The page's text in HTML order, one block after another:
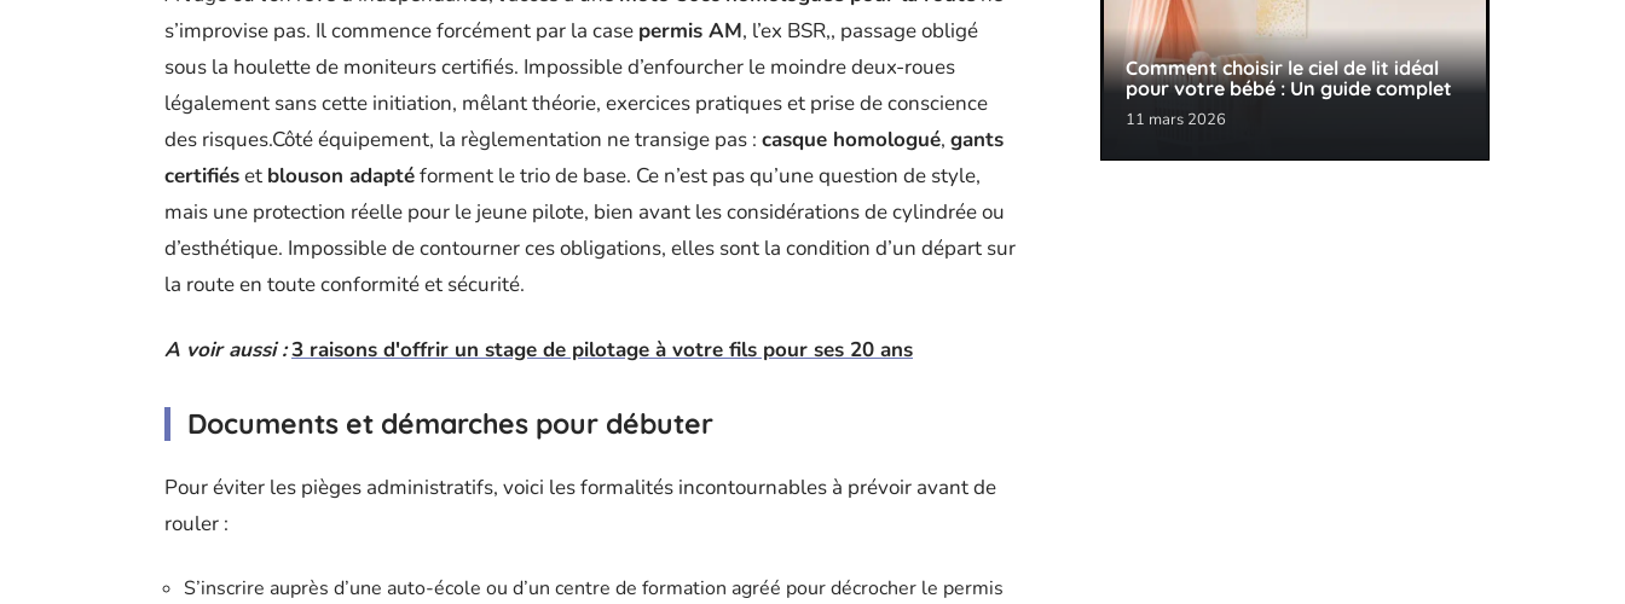
s’improvise pas. Il commence forcément par la case permis AM, l’ex BSR,, passage obligé
sous la houlette de moniteurs certifiés. Impossible d’enfourcher le moindre deux-roues
légalement sans cette initiation, mêlant théorie, exercices pratiques et prise de conscience
des risques.Côté équipement, la règlementation ne transige pas : casque homologué, gants
certifiéset blouson adaptéforment le trio de base. Ce n’est pas qu’une question de style,
mais une protection réelle pour le jeune pilote, bien avant les considérations de cylindrée ou
d’esthétique. Impossible de contourner ces obligations, elles sont la condition d’un départ sur
la route en toute conformité et sécurité.
A voir aussi :3 raisons d'offrir un stage de pilotage à votre fils pour ses 20 ans
Documents et démarches pour débuter
Pour éviter les pièges administratifs, voici les formalités incontournables à prévoir avant de
rouler :
S’inscrire auprès d’une auto-école ou d’un centre de formation agréé pour décrocher le permis
Comment choisir le ciel de lit idéal
pour votre bébé : Un guide complet
11 mars 2026